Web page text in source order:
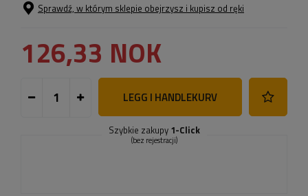
Sprawdź, w którym sklepie obejrzysz i kupisz od ręki
126,33 NOK
LEGG I HANDLEKURV
Szybkie zakupy 1-Click
(bez rejestracji)